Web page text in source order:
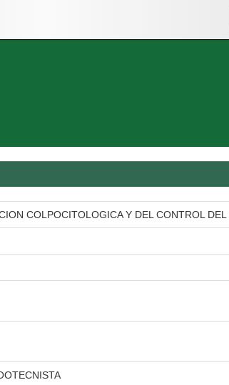
COLPOCITOLOGICA Y DEL CONTROL